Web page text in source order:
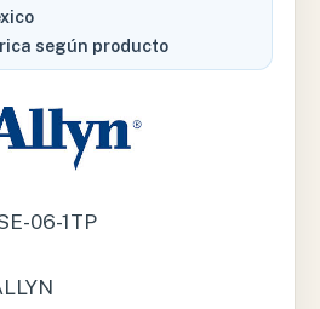
según producto
06-1TP